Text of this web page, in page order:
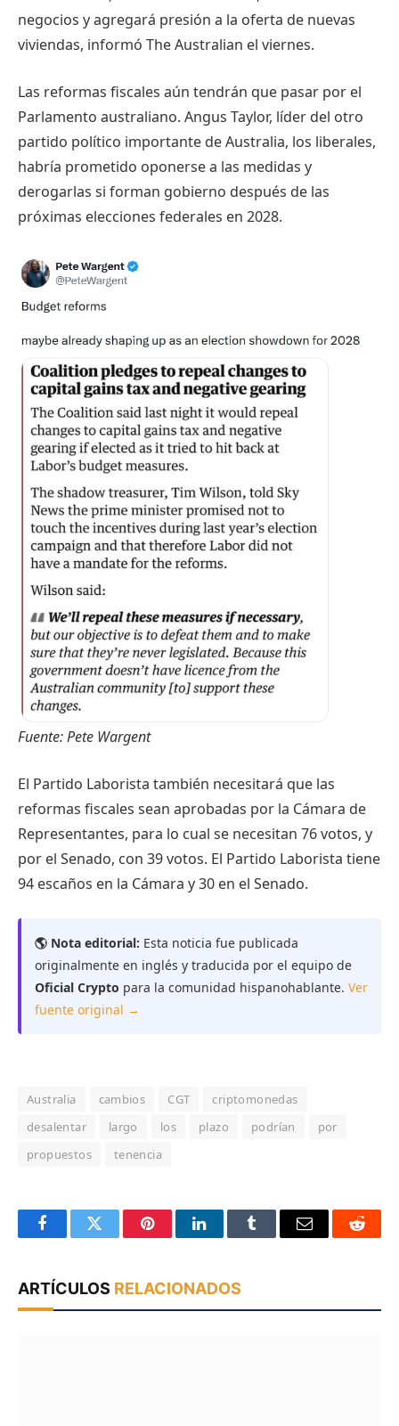
negocios y agregará presión a la oferta de nuevas
viviendas, informó The Australian el viernes.
Las reformas fiscales aún tendrán que pasar por el
Parlamento australiano. Angus Taylor, líder del otro
partido político importante de Australia, los liberales,
habría prometido oponerse a las medidas y
derogarlas si forman gobierno después de las
próximas elecciones federales en 2028.
Fuente:Pete Wargent
El Partido Laborista también necesitará que las
reformas fiscales sean aprobadas por la Cámara de
Representantes, para lo cual se necesitan 76 votos, y
por el Senado, con 39 votos. El Partido Laborista tiene
94 escaños en la Cámara y 30 en el Senado.
🌎 Nota editorial: Esta noticia fue publicada
originalmente en inglés y traducida por el equipo de
Oficial Crypto para la comunidad hispanohablante. Ver
fuente original →
Australia cambios CGT
criptomonedas
desalentar
largo los plazo podrían
por
propuestos
tenencia
FacebookTwitter PinterestLinkedInTumblr Email Reddit
ARTÍCULOS RELACIONADOS